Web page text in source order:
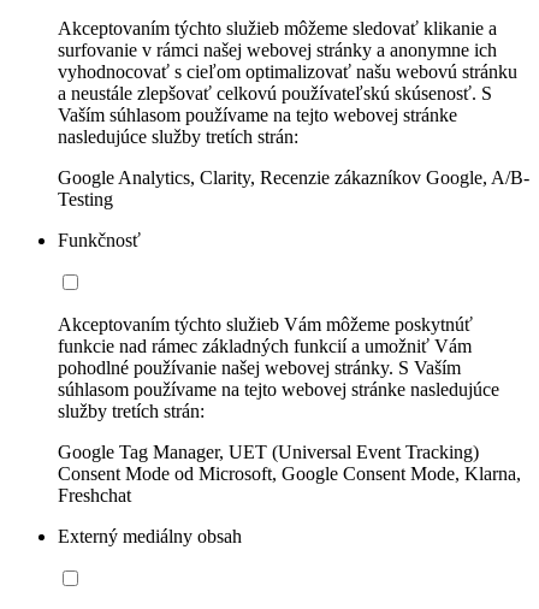
Akceptovaním týchto služieb môžeme sledovať klikanie a
surfovanie v rámci našej webovej stránky a anonymne ich
vyhodnocovať s cieľom optimalizovať našu webovú stránku
a neustále zlepšovať celkovú používateľskú skúsenosť. S
Vaším súhlasom používame na tejto webovej stránke
nasledujúce služby tretích strán:
Google Analytics, Clarity, Recenzie zákazníkov Google, A/B-
Testing
Funkčnosť
Akceptovaním týchto služieb Vám môžeme poskytnúť
funkcie nad rámec základných funkcií a umožniť Vám
pohodlné používanie našej webovej stránky. S Vaším
súhlasom používame na tejto webovej stránke nasledujúce
služby tretích strán:
Google Tag Manager, UET (Universal Event Tracking)
Consent Mode od Microsoft, Google Consent Mode, Klarna,
Freshchat
Externý mediálny obsah